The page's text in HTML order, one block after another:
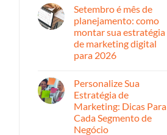
2026
digital
que
realmente
convertem
em
Como
usar
inteligência
artificial
para
acelerar
marketing
Setembro é mês de
planejamento: como
montar sua estratégia
de marketing digital
para 2026
em
Setembro
é
mês
de
planejamento:
como
Personalize Sua
Estratégia de
Marketing: Dicas Para
Cada Segmento de
Negócio